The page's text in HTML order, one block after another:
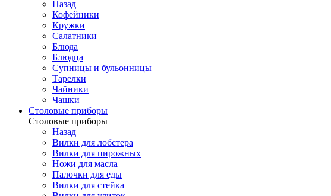
Назад
Кофейники
Кружки
Салатники
Блюда
Блюдца
Супницы и бульонницы
Тарелки
Чайники
Чашки
Cтоловые приборы
Cтоловые приборы
Назад
Вилки для лобстера
Вилки для пирожных
Ножи для масла
Палочки для еды
Вилки для стейка